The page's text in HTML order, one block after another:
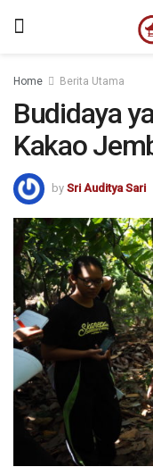
Home Berita Utama
Budidaya
Kakao
by Sri Auditya Sari